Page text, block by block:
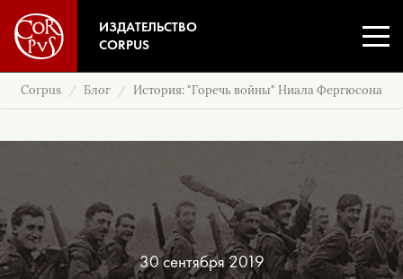
ИЗДАТЕЛЬСТВО
CORPUS
Corpus Блог История: "Горечь войны" Ниала Фергюсона
30 сентября 2019